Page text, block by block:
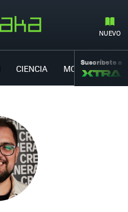
NUEVO
CIENCIA MOVILIDAD
Suscríbete a